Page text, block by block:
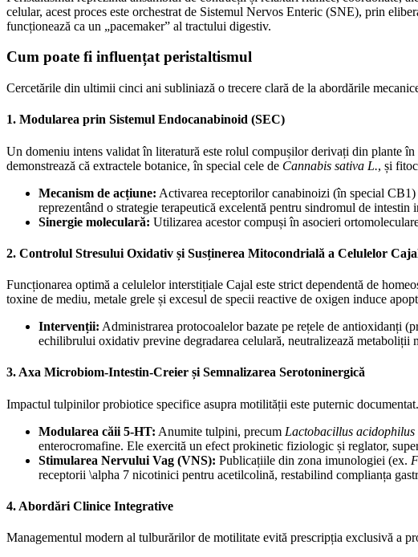
celular, acest proces este orchestrat de Sistemul Nervos Enteric (SNE), prin
funcționează ca un „pacemaker” al tractului digestiv.
Cum poate fi influențat peristaltismul
​Cercetările din ultimii cinci ani subliniază o trecere clară de la abordările
​1. Modularea prin Sistemul Endocanabinoid (SEC)
​Un domeniu intens validat în literatură este rolul compușilor derivați din plante
demonstrează că extractele botanice, în special cele de Cannabis sativa L., și
Mecanism de acțiune: Activarea receptorilor canabinoizi (în special
reprezentând o strategie terapeutică excelentă pentru sindromul de
Sinergie moleculară: Utilizarea acestor compuși în asocieri
​2. Controlul Stresului Oxidativ și Susținerea Mitocondrială a Celulelor
​Funcționarea optimă a celulelor interstițiale Cajal este strict dependentă de
toxine de mediu, metale grele și excesul de specii reactive de oxigen induce
Intervenții: Administrarea protocoalelor bazate pe rețele de
echilibrului oxidativ previne degradarea celulară, neutralizează
​3. Axa Microbiom-Intestin-Creier și Semnalizarea Serotoninergică
​Impactul tulpinilor probiotice specifice asupra motilității este puternic documentat.
Modularea căii 5-HT: Anumite tulpini, precum Lactobacillus acidophilus
enterocromafine. Ele exercită un efect prokinetic fiziologic și reglator,
Stimularea Nervului Vag (VNS): Publicațiile din zona imunologiei (ex.
receptorii \alpha 7 nicotinici pentru acetilcolină, restabilind complianța
​4. Abordări Clinice Integrative
​Managementul modern al tulburărilor de motilitate evită prescripția exclusivă a